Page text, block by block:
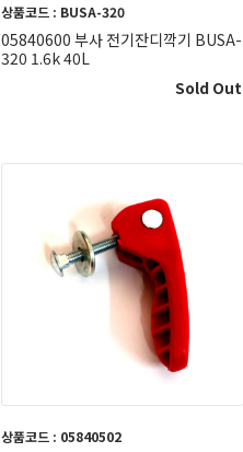
상품코드 : BUSA-320
05840600 부사 전기잔디깍기 BUSA-
320 1.6k 40L
Sold Out
상품코드 : 05840502